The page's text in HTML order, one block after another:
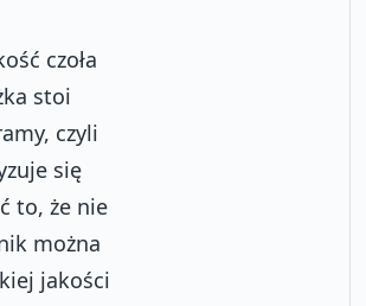
czoła
stoi
czyli
się
to, że nie
można
jakości